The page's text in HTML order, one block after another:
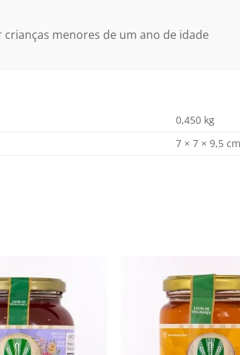
menores de um ano de idade
0,450 kg
7 × 7 × 9,5 cm